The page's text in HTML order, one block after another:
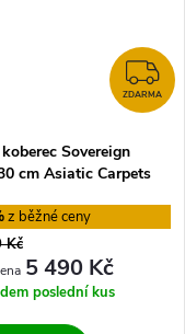
ZDARMA
Sovereign
cm Asiatic Carpets
Kč
5 490 Kč
poslední kus